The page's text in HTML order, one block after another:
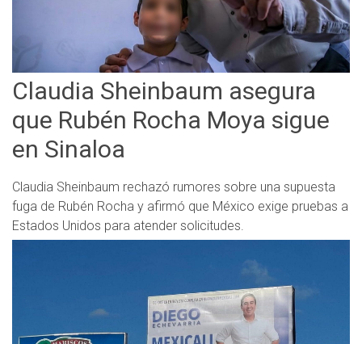
Claudia Sheinbaum asegura
que Rubén Rocha Moya sigue
en Sinaloa
Claudia Sheinbaum rechazó rumores sobre una supuesta
fuga de Rubén Rocha y afirmó que México exige pruebas a
Estados Unidos para atender solicitudes.